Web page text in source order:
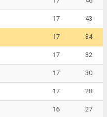
17 43
17 34
17 32
17 30
17 28
16 27